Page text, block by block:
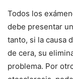
Todos los
debe presentar
tanto, si la causa
de cera, su
problema. Por